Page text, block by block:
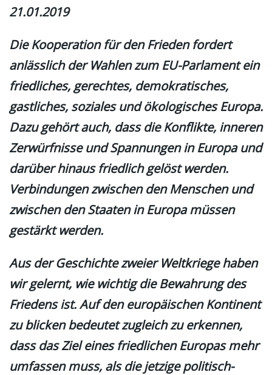
21.01.2019
Die Kooperation für den Frieden fordert
anlässlich der Wahlen zum EU-Parlament ein
friedliches, gerechtes, demokratisches,
gastliches, soziales und ökologisches Europa.
Dazu gehört auch, dass die Konflikte, inneren
Zerwürfnisse und Spannungen in Europa und
darüber hinaus friedlich gelöst werden.
Verbindungen zwischen den Menschen und
zwischen den Staaten in Europa müssen
gestärkt werden.
Aus der Geschichte zweier Weltkriege haben
wir gelernt, wie wichtig die Bewahrung des
Friedens ist. Auf den europäischen Kontinent
zu blicken bedeutet zugleich zu erkennen,
dass das Ziel eines friedlichen Europas mehr
umfassen muss, als die jetzige politisch-